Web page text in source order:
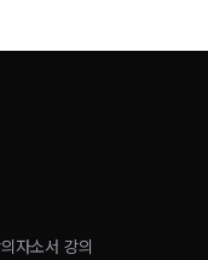
자소서 강의